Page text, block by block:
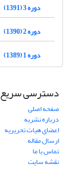
دوره 3 (1391)
دوره 2 (1390)
دوره 1 (1389)
دسترسی سریع
صفحه اصلی
درباره نشریه
اعضای هیات تحریریه
ارسال مقاله
تماس با ما
نقشه سایت